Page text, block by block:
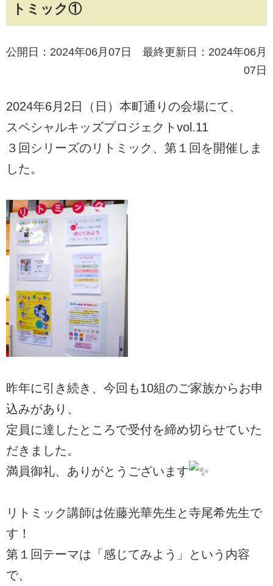
トミック①
公開日：2024年06月07日 最終更新日：2024年06月
07日
2024年6月2日（日）本町通りの会場にて、
スペシャルキッズプロジェクトvol.11
３回シリーズのリトミック、第１回を開催しま
した。
昨年に引き続き、今回も10組のご家族からお申
込みがあり、
定員に達したところで受付を締め切らせていた
だきました。
満員御礼、ありがとうございます
リトミック講師は佐藤光華先生と寺尾希先生で
す！
第１回テーマは「感じてみよう」という内容
で、